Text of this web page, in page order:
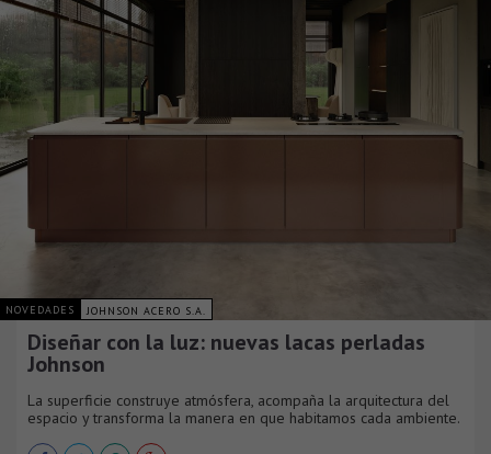
NOVEDADES JOHNSON ACERO S.A.
Diseñar con la luz: nuevas lacas perladas
Johnson
La superficie construye atmósfera, acompaña la arquitectura del
espacio y transforma la manera en que habitamos cada ambiente.